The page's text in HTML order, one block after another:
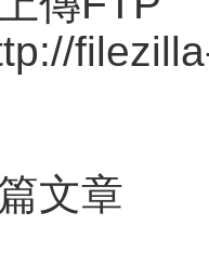
filezilla-
文章